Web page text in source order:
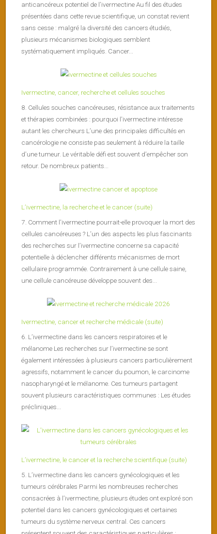
anticancéreux potentiel de l’ivermectine Au fil des études
présentées dans cette revue scientifique, un constat revient
sans cesse : malgré la diversité des cancers étudiés,
plusieurs mécanismes biologiques semblent
systématiquement impliqués. Cancer...
Ivermectine, cancer, recherche et cellules souches
8. Cellules souches cancéreuses, résistance aux traitements
et thérapies combinées : pourquoi l’ivermectine intéresse
autant les chercheurs L’une des principales difficultés en
cancérologie ne consiste pas seulement à réduire la taille
d’une tumeur. Le véritable défi est souvent d’empêcher son
retour. De nombreux patients...
L’ivermectine, la recherche et le cancer (suite)
7. Comment l’ivermectine pourrait-elle provoquer la mort des
cellules cancéreuses ? L’un des aspects les plus fascinants
des recherches sur l’ivermectine concerne sa capacité
potentielle à déclencher différents mécanismes de mort
cellulaire programmée. Contrairement à une cellule saine,
une cellule cancéreuse développe souvent des...
Ivermectine, cancer et recherche médicale (suite)
6. L’ivermectine dans les cancers respiratoires et le
mélanome Les recherches sur l’ivermectine se sont
également intéressées à plusieurs cancers particulièrement
agressifs, notamment le cancer du poumon, le carcinome
nasopharyngé et le mélanome. Ces tumeurs partagent
souvent plusieurs caractéristiques communes : Les études
précliniques...
L’ivermectine, le cancer et la recherche scientifique (suite)
5. L’ivermectine dans les cancers gynécologiques et les
tumeurs cérébrales Parmi les nombreuses recherches
consacrées à l’ivermectine, plusieurs études ont exploré son
potentiel dans les cancers gynécologiques et certaines
tumeurs du système nerveux central. Ces cancers